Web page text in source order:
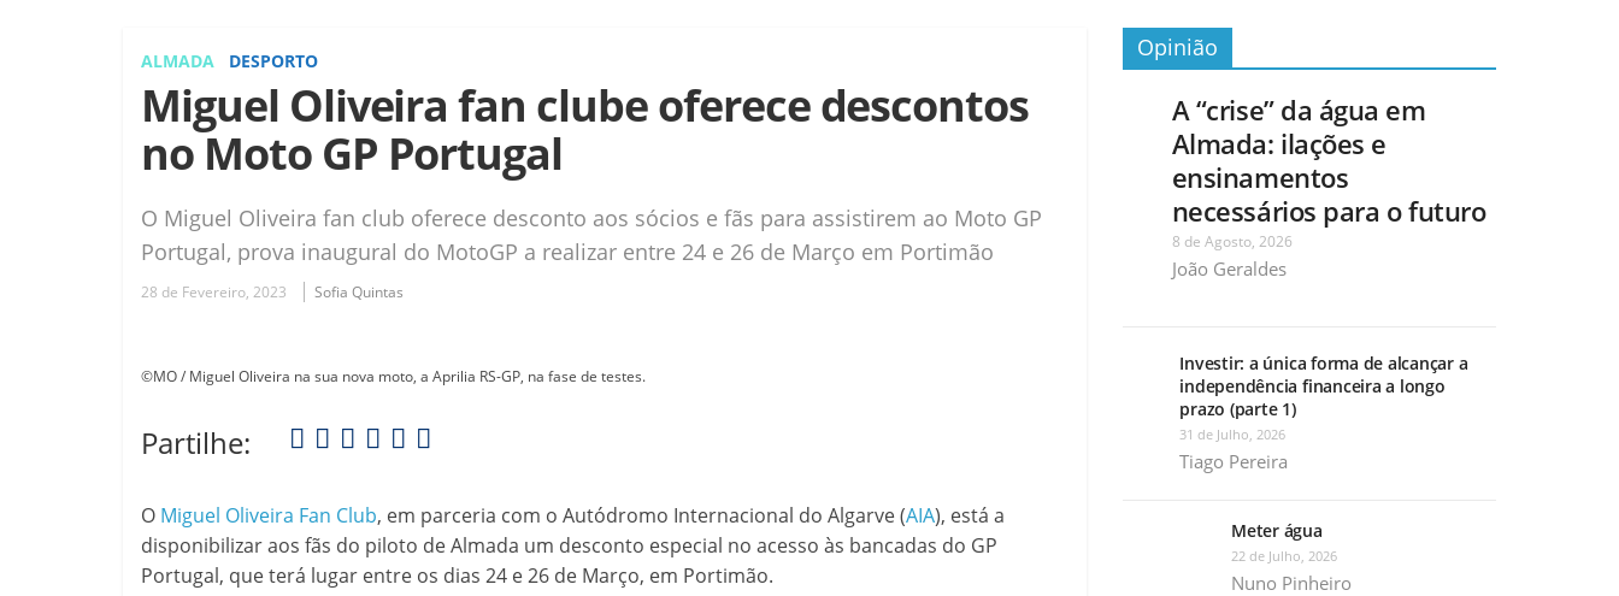
ALMADA DESPORTO
Miguel Oliveira fan clube oferece descontos
no Moto GP Portugal
O Miguel Oliveira fan club oferece desconto aos sócios e fãs para assistirem ao Moto GP
Portugal, prova inaugural do MotoGP a realizar entre 24 e 26 de Março em Portimão
28 de Fevereiro, 2023 Sofia Quintas
©MO / Miguel Oliveira na sua nova moto, a Aprilia RS-GP, na fase de testes.
Partilhe:
O Miguel Oliveira Fan Club, em parceria com o Autódromo Internacional do Algarve (AIA), está a
disponibilizar aos fãs do piloto de Almada um desconto especial no acesso às bancadas do GP
Portugal, que terá lugar entre os dias 24 e 26 de Março, em Portimão.
Opinião
A “crise” da água em
Almada: ilações e
ensinamentos
necessários para o futuro
8 de Agosto, 2026
João Geraldes
Investir: a única forma de alcançar a
independência financeira a longo
prazo (parte 1)
31 de Julho, 2026
Tiago Pereira
Meter água
22 de Julho, 2026
Nuno Pinheiro